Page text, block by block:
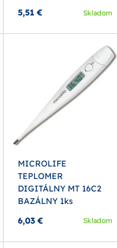
5,51 €
Skladom
MICROLIFE
TEPLOMER
DIGITÁLNY MT 16C2
BAZÁLNY 1ks
6,03 €
Skladom